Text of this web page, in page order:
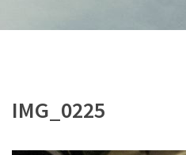
IMG_0225